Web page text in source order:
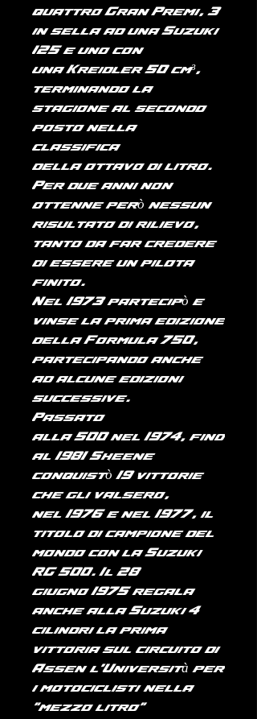
quattroGran Premi, 3
in sella ad una Suzuki
125 e uno con
unaKreidler50 cm³,
terminando la
stagione al secondo
posto nella
classifica
dellaottavo di litro.
Per due anni non
ottenne però nessun
risultato di rilievo,
tanto da far credere
di essere un pilota
finito.
Nel1973partecipò e
vinse la prima edizione
dellaFormula 750,
partecipando anche
ad alcune edizioni
successive.
Passato
alla500nel1974, fino
al1981Sheene
conquistò 19 vittorie
che gli valsero,
nel1976e nel1977, il
titolo di campione del
mondo con laSuzuki
RG 500. Il 28
giugno1975regala
anche alla Suzuki 4
cilindri la prima
vittoria sul circuito di
Assen (l'Università per
i motociclisti) nella
"mezzo litro"